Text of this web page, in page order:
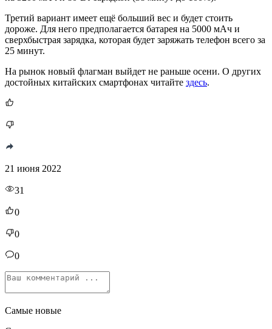
Третий вариант имеет ещё больший вес и будет стоить
дороже. Для него предполагается батарея на 5000 мАч и
сверхбыстрая зарядка, которая будет заряжать телефон всего за
25 минут.
На рынок новый флагман выйдет не раньше осени. О других
достойных китайских смартфонах читайте здесь.
21 июня 2022
31
0
0
0
Самые новые